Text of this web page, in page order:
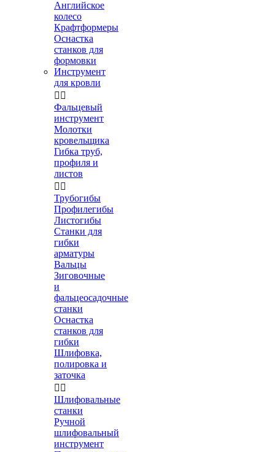
Английское
колесо
Крафтформеры
Оснастка
станков для
формовки
Инструмент
для кровли
 
Фальцевый
инструмент
Молотки
кровельщика
Гибка труб,
профиля и
листов
 
Трубогибы
Профилегибы
Листогибы
Станки для
гибки
арматуры
Вальцы
Зиговочные
и
фальцеосадочные
станки
Оснастка
станков для
гибки
Шлифовка,
полировка и
заточка
 
Шлифовальные
станки
Ручной
шлифовальный
инструмент